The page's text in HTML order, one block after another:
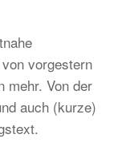
vorgestern
mehr. Von der
auch (kurze)